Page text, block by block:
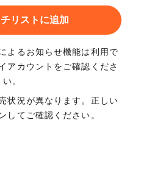
リストに追加
よるお知らせ機能は利用で
アカウントをご確認くださ
い。
状況が異なります。正しい
してご確認ください。